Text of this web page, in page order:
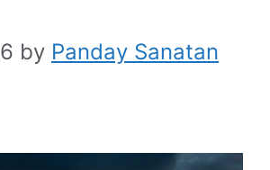
by Panday Sanatan